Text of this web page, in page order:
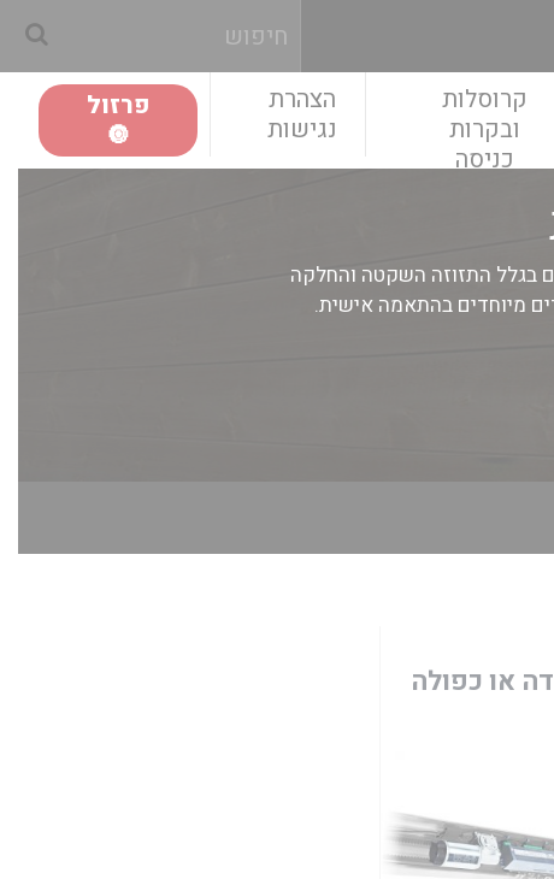
קרוסלות
ובקרות
כניסה
הצהרת
נגישות
פרזול
🔘
בגלל התזוזה השקטה והחלקה
מיוחדים בהתאמה אישית.
או כפולה